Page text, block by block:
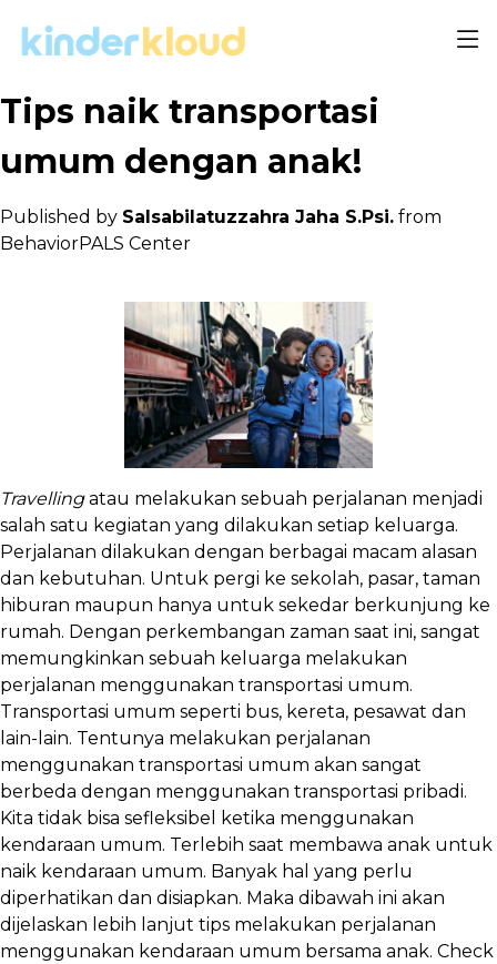
Tips naik transportasi
umum dengan anak!
Published by Salsabilatuzzahra Jaha S.Psi. from
BehaviorPALS Center
Travellingatau melakukan sebuah perjalanan menjadi
salah satu kegiatan yang dilakukan setiap keluarga.
Perjalanan dilakukan dengan berbagai macam alasan
dan kebutuhan. Untuk pergi ke sekolah, pasar, taman
hiburan maupun hanya untuk sekedar berkunjung ke
rumah. Dengan perkembangan zaman saat ini, sangat
memungkinkan sebuah keluarga melakukan
perjalanan menggunakan transportasi umum.
Transportasi umum seperti bus, kereta, pesawat dan
lain-lain. Tentunya melakukan perjalanan
menggunakan transportasi umum akan sangat
berbeda dengan menggunakan transportasi pribadi.
Kita tidak bisa sefleksibel ketika menggunakan
kendaraan umum. Terlebih saat membawa anak untuk
naik kendaraan umum. Banyak hal yang perlu
diperhatikan dan disiapkan. Maka dibawah ini akan
dijelaskan lebih lanjut tips melakukan perjalanan
menggunakan kendaraan umum bersama anak. Check